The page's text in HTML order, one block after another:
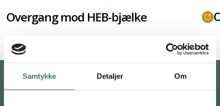
Samtykke Detaljer Om
Overgang mod HEB-bjælke